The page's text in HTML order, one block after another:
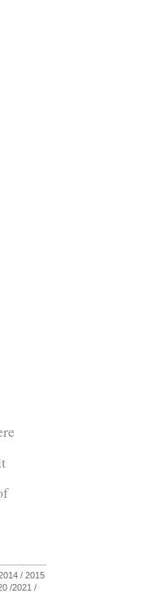
/ 2015
/2021 /